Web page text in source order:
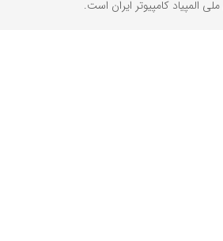
المپیاد کامپیوتر ایران است.